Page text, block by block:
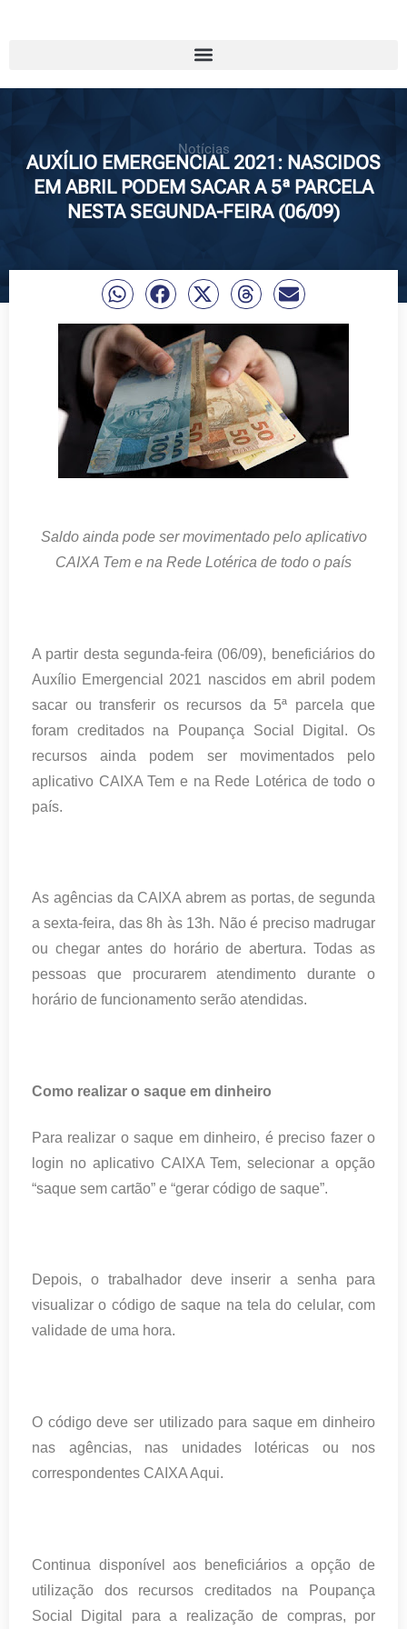
Notícias
AUXÍLIO EMERGENCIAL 2021: NASCIDOS
EM ABRIL PODEM SACAR A 5ª PARCELA
NESTA SEGUNDA-FEIRA (06/09)
Saldo ainda pode ser movimentado pelo aplicativo
CAIXA Tem e na Rede Lotérica de todo o país
A partir desta segunda-feira (06/09), beneficiários do
Auxílio Emergencial 2021 nascidos em abril podem
sacar ou transferir os recursos da 5ª parcela que
foram creditados na Poupança Social Digital. Os
recursos ainda podem ser movimentados pelo
aplicativo CAIXA Tem e na Rede Lotérica de todo o
país.
As agências da CAIXA abrem as portas, de segunda
a sexta-feira, das 8h às 13h. Não é preciso madrugar
ou chegar antes do horário de abertura. Todas as
pessoas que procurarem atendimento durante o
horário de funcionamento serão atendidas.
Como realizar o saque em dinheiro
Para realizar o saque em dinheiro, é preciso fazer o
login no aplicativo CAIXA Tem, selecionar a opção
“saque sem cartão” e “gerar código de saque”.
Depois, o trabalhador deve inserir a senha para
visualizar o código de saque na tela do celular, com
validade de uma hora.
O código deve ser utilizado para saque em dinheiro
nas agências, nas unidades lotéricas ou nos
correspondentes CAIXA Aqui.
Continua disponível aos beneficiários a opção de
utilização dos recursos creditados na Poupança
Social Digital para a realização de compras, por